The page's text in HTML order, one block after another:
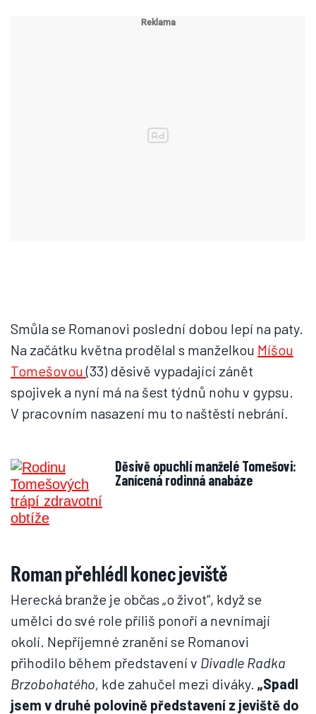
Smůla se Romanovi poslední dobou lepí na paty.
Na začátku května prodělal s manželkou Míšou
Tomešovou(33) děsivě vypadající zánět
spojivek a nyní má na šest týdnů nohu v gypsu.
V pracovním nasazení mu to naštěstí nebrání.
Děsivě opuchlí manželé Tomešovi:
Zanícená rodinná anabáze
Roman přehlédl konec jeviště
Herecká branže je občas „o život“, když se
umělci do své role příliš ponoří a nevnímají
okolí. Nepříjemné zranění se Romanovi
přihodilo během představení v Divadle Radka
Brzobohatého, kde zahučel mezi diváky. „Spadl
jsem v druhé polovině představení z jeviště do